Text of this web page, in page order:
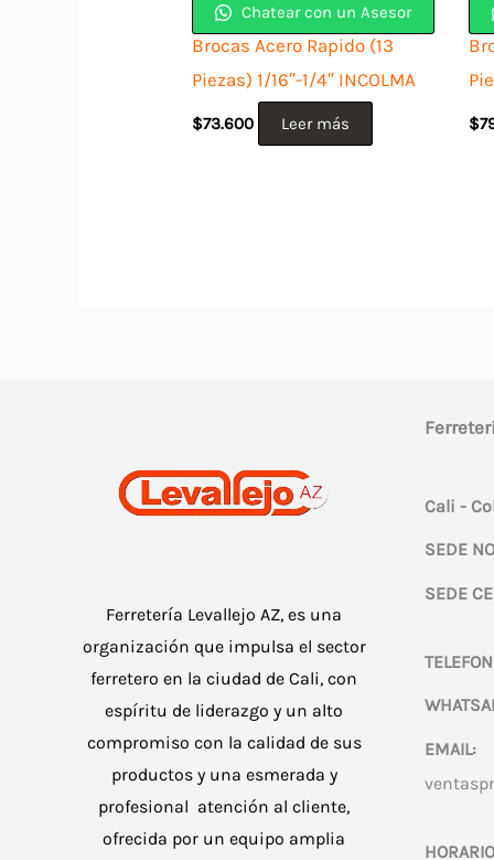
Chatear con un Asesor
Brocas Acero Rapido (13
Piezas) 1/16″-1/4″ INCOLMA
$73.600 Leer más $
Ferretería Levallejo AZ, es una
organización que impulsa el sector
ferretero en la ciudad de Cali, con
espíritu de liderazgo y un alto
compromiso con la calidad de sus
productos y una esmerada y
profesional atención al cliente,
ofrecida por un equipo amplia
Cali -
SEDE
SEDE
EMAIL: